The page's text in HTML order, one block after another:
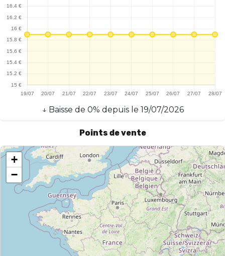
↓ Baisse de 0% depuis le 19/07/2026
Points de vente
+
−